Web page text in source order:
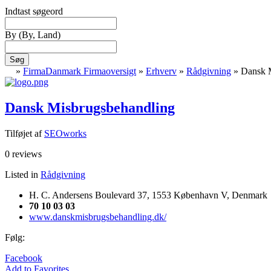
Indtast søgeord
By (By, Land)
Søg
» FirmaDanmark Firmaoversigt » Erhverv » Rådgivning » Dansk
Dansk Misbrugsbehandling
Tilføjet af SEOworks
0 reviews
Listed in Rådgivning
H. C. Andersens Boulevard 37, 1553 København V, Denmark
70 10 03 03
www.danskmisbrugsbehandling.dk/
Følg:
Facebook
Add to Favorites